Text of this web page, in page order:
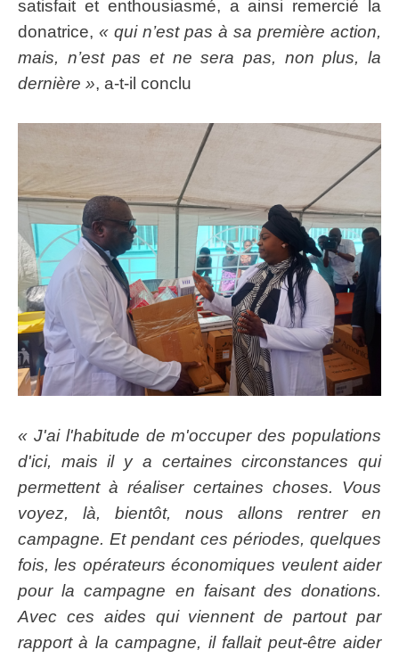
satisfait et enthousiasmé, a ainsi remercié la
donatrice, « qui n’est pas à sa première action,
mais, n’est pas et ne sera pas, non plus, la
dernière », a-t-il conclu
« J'ai l'habitude de m'occuper des populations
d'ici, mais il y a certaines circonstances qui
permettent à réaliser certaines choses. Vous
voyez, là, bientôt, nous allons rentrer en
campagne. Et pendant ces périodes, quelques
fois, les opérateurs économiques veulent aider
pour la campagne en faisant des donations.
Avec ces aides qui viennent de partout par
rapport à la campagne, il fallait peut-être aider